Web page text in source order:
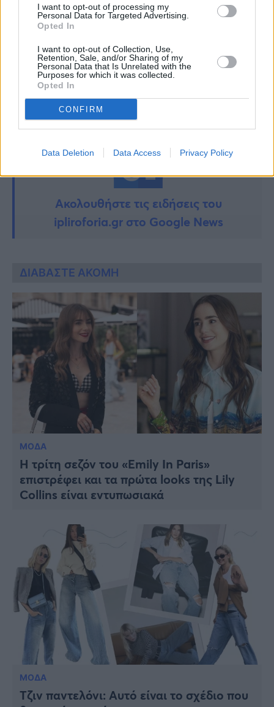
I want to opt-out of processing my
Personal Data for Targeted Advertising.
Opted In
I want to opt-out of Collection, Use,
Retention, Sale, and/or Sharing of my
Personal Data that Is Unrelated with the
Purposes for which it was collected.
Opted In
CONFIRM
Data Deletion Data Access Privacy Policy
TAGS:
PRADA ΒΛΕΦΑΡΙΔΕΣ ΜΙΛΑΝΟ
Ακολουθήστε τις ειδήσεις του
ipliroforia.gr στο Google News
ΔΙΑΒΑΣΤΕ ΑΚΟΜΗ
ΜΟΔΑ
H τρίτη σεζόν του «Emily In Paris»
επιστρέφει και τα πρώτα looks της Lily
Collins είναι εντυπωσιακά
ΜΟΔΑ
Τζιν παντελόνι: Αυτό είναι το σχέδιο που